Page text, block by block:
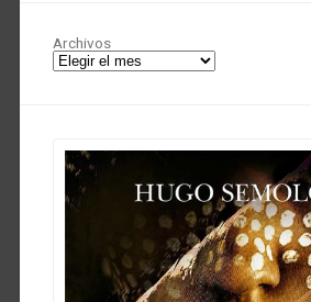
Archivos